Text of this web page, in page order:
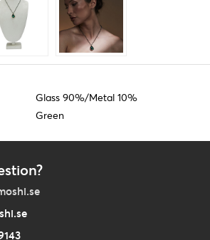
Glass 90%/Metal 10%
Green